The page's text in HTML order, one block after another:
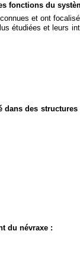
fonctions du
et ont
étudiées et leurs
des
du névraxe :